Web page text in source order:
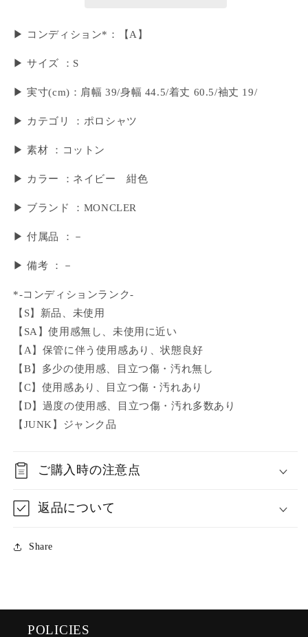
▶ コンディション*：【A】
▶ サイズ ：S
▶︎ 実寸(cm)：肩幅 39/身幅 44.5/着丈 60.5/袖丈 19/
▶ カテゴリ ：ポロシャツ
▶ 素材 ：コットン
▶ カラー ：ネイビー 紺色
▶ ブランド ：MONCLER
▶ 付属品 ：－
▶︎ 備考 ：－
*-コンディションランク-
【S】新品、未使用
【SA】使用感無し、未使用に近い
【A】保管に伴う使用感あり、状態良好
【B】多少の使用感、目立つ傷・汚れ無し
【C】使用感あり、目立つ傷・汚れあり
【D】過度の使用感、目立つ傷・汚れ多数あり
【JUNK】ジャンク品
ご購入時の注意点
返品について
Share
POLICIES